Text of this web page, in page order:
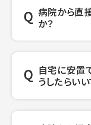
病院から直
か？
自宅に安置
うしたらい